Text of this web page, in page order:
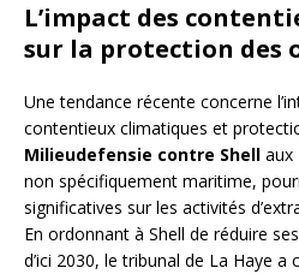
L’impact des
sur la protection des
Une tendance récente concerne
contentieux climatiques et
Milieudefensie contre Shell aux
non spécifiquement maritime,
significatives sur les activités
En ordonnant à Shell de réduire
d’ici 2030, le tribunal de La Haye a